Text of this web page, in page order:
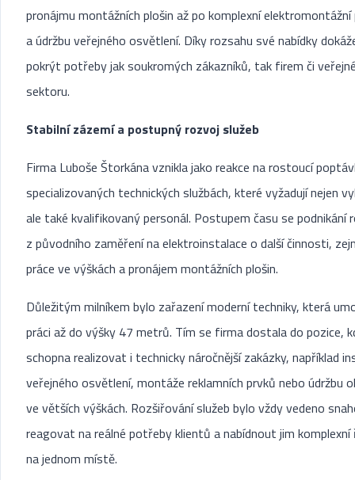
pronájmu montážních plošin až po komplexní elektromontážní
a údržbu veřejného osvětlení. Díky rozsahu své nabídky
pokrýt potřeby jak soukromých zákazníků, tak firem či
sektoru.
Stabilní zázemí a postupný rozvoj služeb
Firma Luboše Štorkána vznikla jako reakce na rostoucí
specializovaných technických službách, které vyžadují nejen
ale také kvalifikovaný personál. Postupem času se podnikání
z původního zaměření na elektroinstalace o další činnosti,
práce ve výškách a pronájem montážních plošin.
Důležitým milníkem bylo zařazení moderní techniky, která
práci až do výšky 47 metrů. Tím se firma dostala do pozice,
schopna realizovat i technicky náročnější zakázky, například
veřejného osvětlení, montáže reklamních prvků nebo údržbu
ve větších výškách. Rozšiřování služeb bylo vždy vedeno
reagovat na reálné potřeby klientů a nabídnout jim komplexní
na jednom místě.